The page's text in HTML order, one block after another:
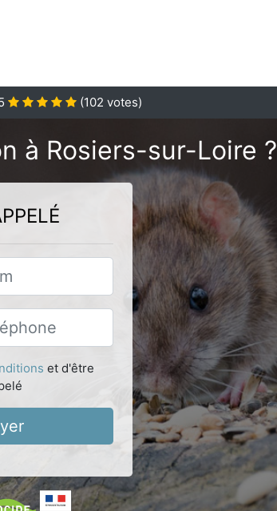
(102 votes)
à Rosiers-sur-Loire ?
et d'être